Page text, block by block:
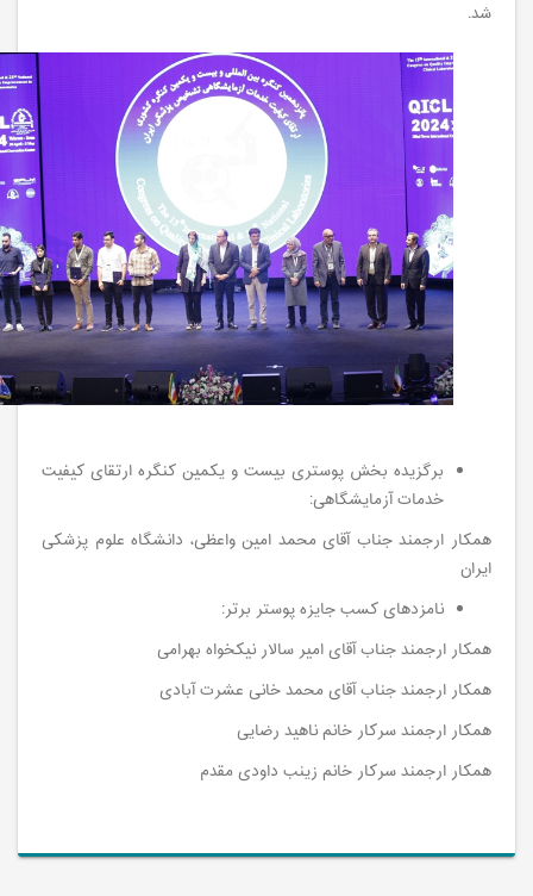
شد.
برگزیده بخش پوستری بیست و یکمین کنگره ارتقای کیفیت
خدمات آزمایشگاهی:
همکار ارجمند جناب آقای محمد امین واعظی، دانشگاه علوم پزشکی
ایران
نامزدهای کسب جایزه پوستر برتر:
همکار ارجمند جناب آقای امیر سالار نیکخواه بهرامی
همکار ارجمند جناب آقای محمد خانی عشرت آبادی
همکار ارجمند سرکار خانم ناهید رضایی
همکار ارجمند سرکار خانم زینب داودی مقدم